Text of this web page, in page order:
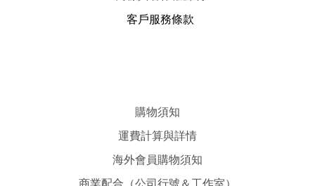
客戶服務條款
購物須知
運費計算與詳情
海外會員購物須知